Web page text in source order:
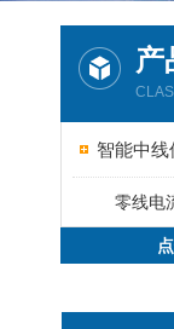
产
智能中线
零线电